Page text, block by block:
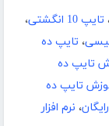
تایپ 10 انگشتی
،
، تایپ ده
تایپ ده
تایپ ده
، نرم افزار